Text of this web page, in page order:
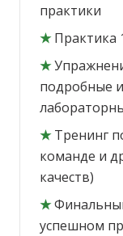
практики
★ Практика
★
подробные
★ Тренинг
команде и
качеств)
★
успешном